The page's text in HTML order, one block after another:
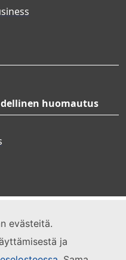
evästeitä.
ja
huomautus